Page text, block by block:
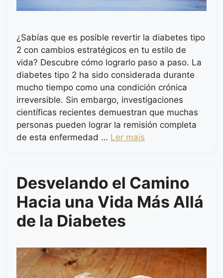
¿Sabías que es posible revertir la diabetes tipo
2 con cambios estratégicos en tu estilo de
vida? Descubre cómo lograrlo paso a paso. La
diabetes tipo 2 ha sido considerada durante
mucho tiempo como una condición crónica
irreversible. Sin embargo, investigaciones
científicas recientes demuestran que muchas
personas pueden lograr la remisión completa
de esta enfermedad … Ler mais
Desvelando el Camino
Hacia una Vida Más Allá
de la Diabetes